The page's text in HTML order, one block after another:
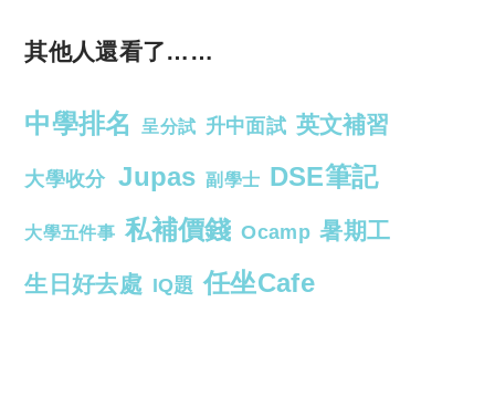
其他人還看了……
中學排名 呈分試 升中面試 英文補習
大學收分 Jupas 副學士 DSE筆記
大學五件事 私補價錢 Ocamp 暑期工
生日好去處 IQ題 任坐Cafe